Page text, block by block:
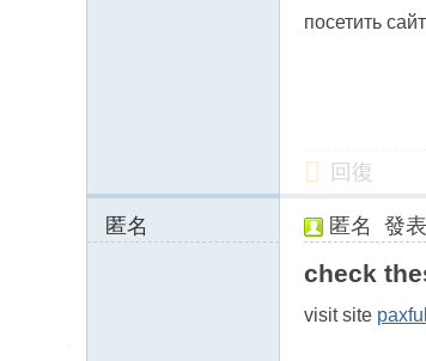
посетить
回復
匿名
匿名 發
check
visit site